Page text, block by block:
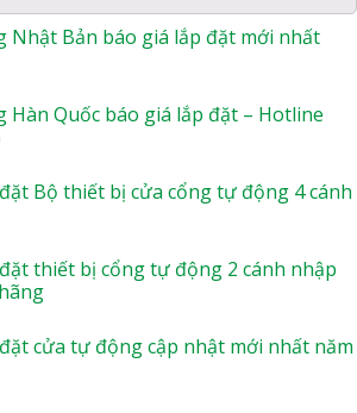
Nhật Bản báo giá lắp đặt mới nhất
Hàn Quốc báo giá lắp đặt – Hotline
Bộ thiết bị cửa cổng tự động 4 cánh
thiết bị cổng tự động 2 cánh nhập
cửa tự động cập nhật mới nhất năm